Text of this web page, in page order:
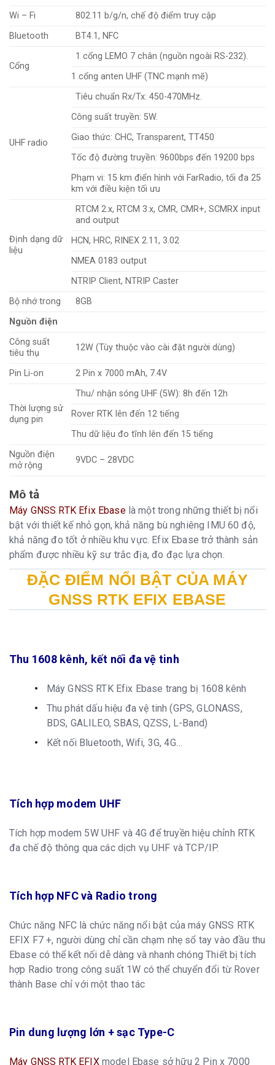
Wi – Fi
802.11 b/g/n, chế độ điểm truy cập
Bluetooth
BT4.1, NFC
Cổng
1 cổng LEMO 7 chân (nguồn ngoài RS-232).
1 cổng anten UHF (TNC mạnh mẽ)
UHF radio
Tiêu chuẩn Rx/Tx: 450-470MHz.
Công suất truyền: 5W.
Giao thức: CHC, Transparent, TT450
Tốc độ đường truyền: 9600bps đến 19200 bps
Phạm vi: 15 km điển hình với FarRadio, tối đa 25
km với điều kiện tối ưu
Định dạng dữ
liệu
RTCM 2.x, RTCM 3.x, CMR, CMR+, SCMRX input
and output
HCN, HRC, RINEX 2.11, 3.02
NMEA 0183 output
NTRIP Client, NTRIP Caster
Bộ nhớ trong
8GB
Nguồn điện
Công suất
tiêu thụ
12W (Tùy thuộc vào cài đặt người dùng)
Pin Li-on 2 Pin x 7000 mAh, 7.4V
Thời lượng sử
dụng pin
Thu/ nhận sóng UHF (5W): 8h đến 12h
Rover RTK lên đến 12 tiếng
Thu dữ liệu đo tĩnh lên đến 15 tiếng
Nguồn điện
mở rộng
9VDC – 28VDC
Mô tả
Máy GNSS RTK Efix Ebaselà một trong những thiết bị nổi
bật với thiết kế nhỏ gọn, khả năng bù nghiêng IMU 60 độ,
khả năng đo tốt ở nhiều khu vực. Efix Ebase trở thành sản
phẩm được nhiều kỹ sư trắc địa, đo đạc lựa chọn.
ĐẶC ĐIỂM NỔI BẬT CỦA MÁY
GNSS RTK EFIX EBASE
Thu 1608 kênh, kết nối đa vệ tinh
Máy GNSS RTK Efix Ebase trang bị 1608 kênh
Thu phát dấu hiệu đa vệ tinh (GPS, GLONASS,
BDS, GALILEO, SBAS, QZSS, L-Band)
Kết nối Bluetooth, Wifi, 3G, 4G…
Tích hợp modem UHF
Tích hợp modem 5W UHF và 4G để truyền hiệu chỉnh RTK
đa chế độ thông qua các dịch vụ UHF và TCP/IP.
Tích hợp NFC và Radio trong
Chức năng NFC là chức năng nổi bật của máy GNSS RTK
EFIX F7 +, người dùng chỉ cần chạm nhẹ sổ tay vào đầu thu
Ebase có thể kết nối dễ dàng và nhanh chóng Thiết bị tích
hợp Radio trong công suất 1W có thể chuyển đổi từ Rover
thành Base chỉ với một thao tác
Pin dung lượng lớn + sạc Type-C
Máy GNSS RTK EFIXmodel Ebase sở hữu 2 Pin x 7000